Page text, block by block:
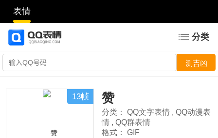
表情
分类
13帧 赞
分类： QQ文字表情 , QQ动漫表
情 , QQ群表情
格式：
GIF